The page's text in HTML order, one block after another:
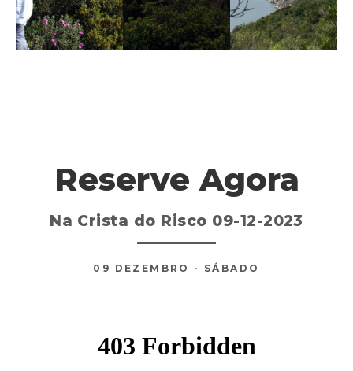
Reserve Agora
Na Crista do Risco 09-12-2023
09 DEZEMBRO - SÁBADO